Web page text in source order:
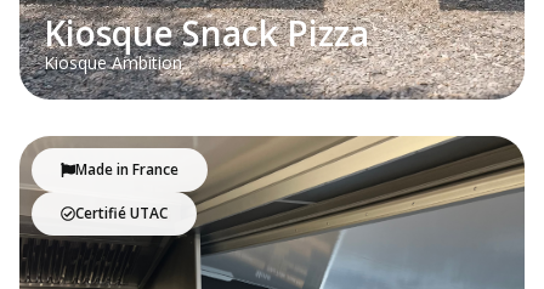
Kiosque Snack Pizza
Kiosque Ambition
Made in France
Certifié UTAC